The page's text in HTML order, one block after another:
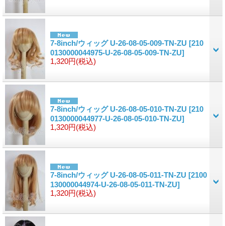
7-8inch/ウィッグ U-26-08-05-009-TN-ZU [210
0130000044975-U-26-08-05-009-TN-ZU]
1,320円(税込)
7-8inch/ウィッグ U-26-08-05-010-TN-ZU [210
0130000044977-U-26-08-05-010-TN-ZU]
1,320円(税込)
7-8inch/ウィッグ U-26-08-05-011-TN-ZU [2100
130000044974-U-26-08-05-011-TN-ZU]
1,320円(税込)